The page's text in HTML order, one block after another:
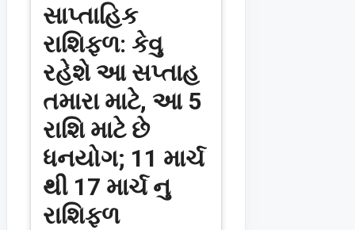
સાપ્તાહિક
રાશિફળ: કેવુ
રહેશે આ સપ્તાહ
તમારા માટે, આ 5
રાશિ માટે છે
ધનયોગ; 11 માર્ચ
થી 17 માર્ચ નુ
રાશિફળ